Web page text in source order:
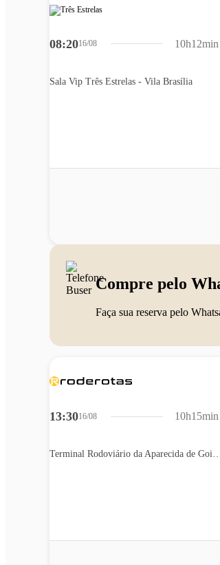
08:2016/08
Sala Vip Três Estrelas - Vila Brasília
10h12min
Compre pelo
Faça sua reserva pelo
13:3016/08
Terminal Rodoviário da
10h15min